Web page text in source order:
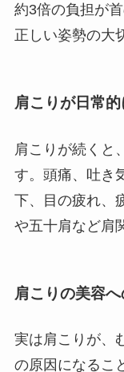
約3倍の負担が
正しい姿勢の大
肩こりが日常
肩こりが続くと
す。頭痛、吐き
下、目の疲れ、
や五十肩など肩
肩こりの美容へ
実は肩こりが、
の原因になるこ